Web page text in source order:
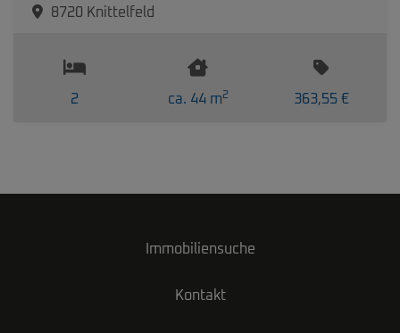
8720 Knittelfeld
2 ca. 44 m2 363,55 €
Immobiliensuche
Kontakt